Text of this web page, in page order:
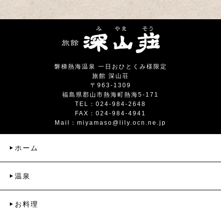
磐梯熱海温泉 一日おひとくみ様限定
旅館 深山荘
〒963-1309
福島県郡山市熱海町熱海5-171
TEL：024-984-2648
FAX：024-984-4941
Mail： miyamaso@lily.ocn.ne.jp
ホーム
温泉
お料理